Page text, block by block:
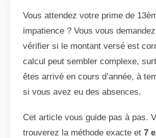
Vous attendez votre prime de
impatience ? Vous vous
vérifier si le montant versé est
calcul peut sembler complexe,
êtes arrivé en cours d’année, à
si vous avez eu des absences.
Cet article vous guide pas à pas.
trouverez la méthode exacte et 7